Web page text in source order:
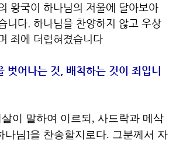
왕국이 하나님의 저울에 달아보아
니다. 하나님을 찬양하지 않고 우상
죄에 더럽혀졌습니다
벗어나는 것, 배척하는 것이 죄입니
이 말하여 이르되, 사드락과 메삭
나님]을 찬송할지로다. 그분께서 자